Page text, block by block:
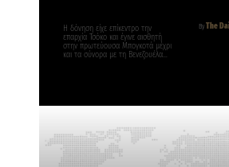
By The
Η δόνηση είχε επίκεντρο την
επαρχία Τσόκο και έγινε αισθητή
στην πρωτεύουσα Μπογκοτά μέχρι
και τα σύνορα με τη Βενεζουέλα…